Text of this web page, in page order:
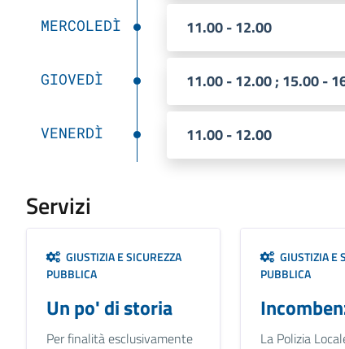
MERCOLEDÌ 11.00 - 12.00
GIOVEDÌ 11.00 - 12.00 ; 15.00 -
VENERDÌ 11.00 - 12.00
Servizi
GIUSTIZIA E SICUREZZA
PUBBLICA
Un po' di storia
Per finalità esclusivamente
GIUSTIZIA E
PUBBLICA
La Polizia